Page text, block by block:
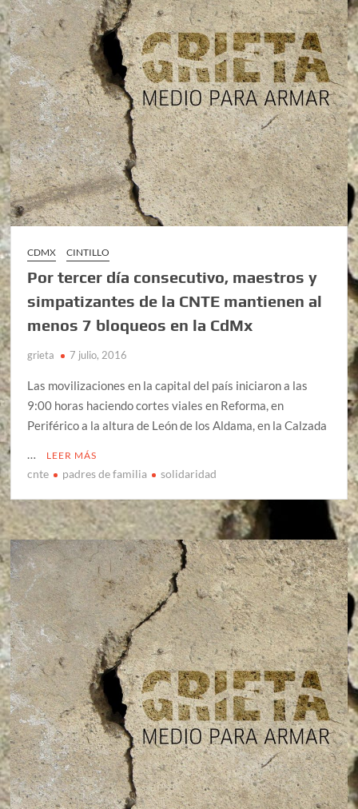
CDMX CINTILLO
Por tercer día consecutivo, maestros y
simpatizantes de la CNTE mantienen al
menos 7 bloqueos en la CdMx
grieta 7 julio, 2016
Las movilizaciones en la capital del país iniciaron a las
9:00 horas haciendo cortes viales en Reforma, en
Periférico a la altura de León de los Aldama, en la Calzada
…
LEER MÁS
cnte padres de familia solidaridad